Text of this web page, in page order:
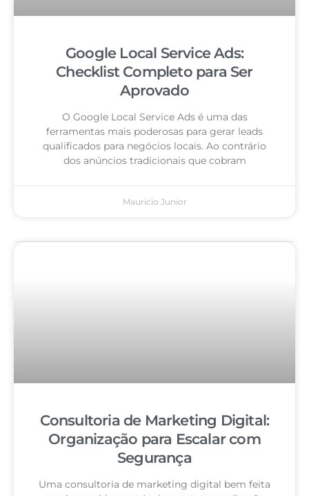
Google Local Service Ads:
Checklist Completo para Ser
Aprovado
O Google Local Service Ads é uma das
ferramentas mais poderosas para gerar leads
qualificados para negócios locais. Ao contrário
dos anúncios tradicionais que cobram
Mauricio Junior
Consultoria de Marketing Digital:
Organização para Escalar com
Segurança
Uma consultoria de marketing digital bem feita